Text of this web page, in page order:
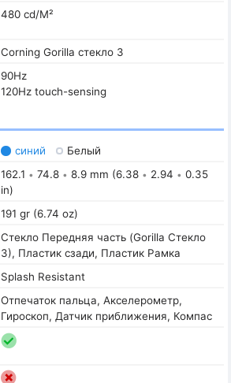
480 cd/M²
Corning Gorilla стекло 3
90Hz
120Hz touch-sensing
синий
Белый
162.1 • 74.8 • 8.9 mm (6.38 • 2.94 • 0.35
in)
191 gr (6.74 oz)
Стекло Передняя часть (Gorilla Стекло
3), Пластик сзади, Пластик Рамка
Splash Resistant
Отпечаток пальца, Акселерометр,
Гироскоп, Датчик приближения, Компас